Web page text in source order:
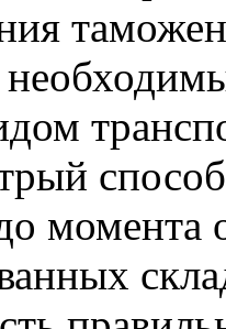
момента